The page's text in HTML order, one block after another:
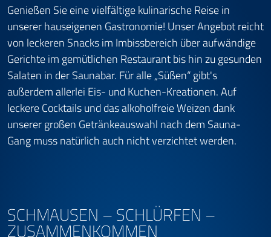
Genießen Sie eine vielfältige kulinarische Reise in
unserer hauseigenen Gastronomie! Unser Angebot reicht
von leckeren Snacks im Imbissbereich über aufwändige
Gerichte im gemütlichen Restaurant bis hin zu gesunden
Salaten in der Saunabar. Für alle „Süßen“ gibt's
außerdem allerlei Eis- und Kuchen-Kreationen. Auf
leckere Cocktails und das alkoholfreie Weizen dank
unserer großen Getränkeauswahl nach dem Sauna-
Gang muss natürlich auch nicht verzichtet werden.
SCHMAUSEN – SCHLÜRFEN –
ZUSAMMENKOMMEN